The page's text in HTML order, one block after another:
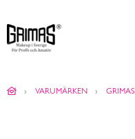
VARUMÄRKEN GRIMAS